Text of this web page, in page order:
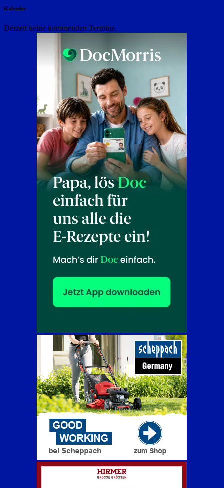
Kalender
Derzeit keine kommenden Termine.